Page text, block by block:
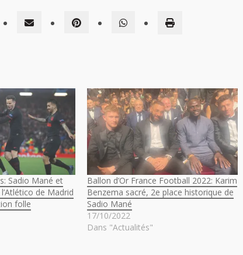
Sadio Mané et
de Madrid
folle
Ballon d’Or France Football 2022: Karim
Benzema sacré, 2e place historique de
Sadio Mané
17/10/2022
Dans "Actualités"